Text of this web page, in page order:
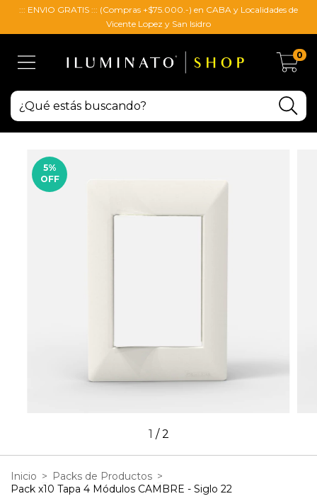
::: ENVIO GRATIS ::: (Compras +$75.000.-) en CABA y Localidades de
Vicente Lopez y San Isidro
0
5%
OFF
1 /2
Inicio > Packs de Productos >
Pack x10 Tapa 4 Módulos CAMBRE - Siglo 22